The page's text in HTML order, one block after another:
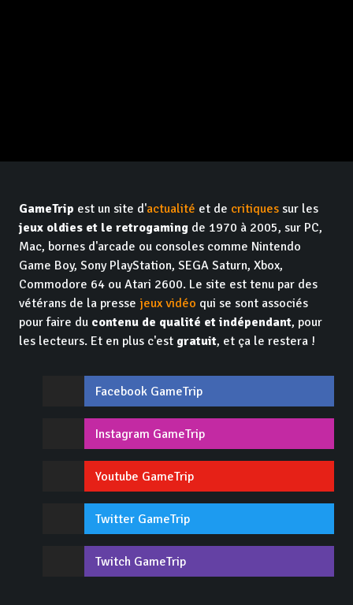
GameTrip est un site d'actualité et de critiques sur les
jeux oldies et le retrogaming de 1970 à 2005, sur PC,
Mac, bornes d'arcade ou consoles comme Nintendo
Game Boy, Sony PlayStation, SEGA Saturn, Xbox,
Commodore 64 ou Atari 2600. Le site est tenu par des
vétérans de la presse jeux vidéo qui se sont associés
pour faire du contenu de qualité et indépendant, pour
les lecteurs. Et en plus c'est gratuit, et ça le restera !
Facebook GameTrip
Instagram GameTrip
Youtube GameTrip
Twitter GameTrip
Twitch GameTrip